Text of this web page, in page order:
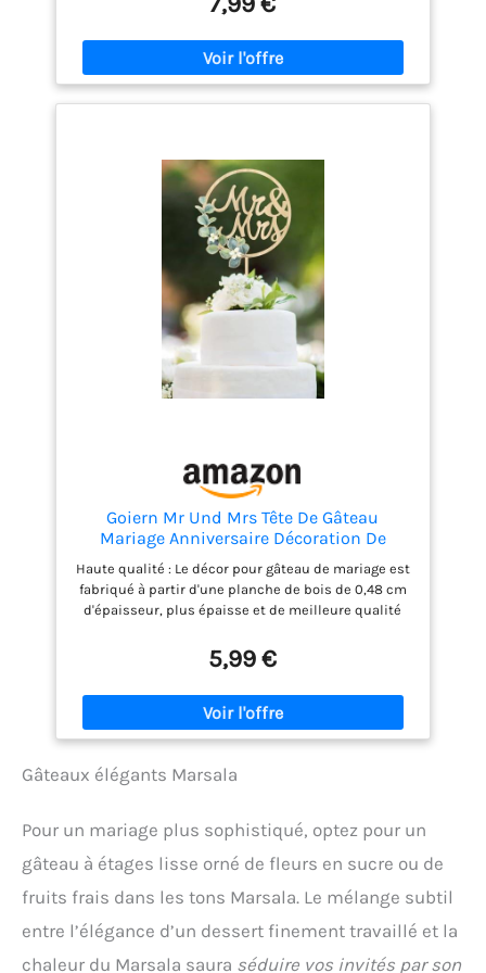
(hauteur) et s'adapte à la plupart des gâteaux. Elle
est idéale comme décoration pour les gâteaux de
mariage, comme accessoire pour les photos de
mariage ou comme arrière-plan. 【Motif de
mariage】Cette décoration de gâteau portant
mariés et le début d'une nouvelle vie, et leur offrira
de beaux souvenirs inoubliables. 【Procédé
d'impression UV】 Cette décoration de gâteau de
mariage en bois est fabriquée selon un procédé
d'impression UV. Les couleurs sont vives et
éclatantes, et le grain fin du bois lui confère un
charme unique. Même lors de mariages en plein air
ou à des températures élevées, elle conserve son
bel aspect. 【Occasions appropriées】Cette
décoration de gâteau de mariage en bois est le
complément parfait pour votre fête de mariage et
convient parfaitement aux mariages, fiançailles,
Goiern Mr Und Mrs Tête De Gâteau
Mariage Anniversaire Décoration De
Gâteau en Bois Rustique Ornement
Nuptial Mariée Et Époux Accessoire De
Gâteau Vert
Haute qualité : Le décor pour gâteau de mariage est
fabriqué à partir d'une planche de bois de 0,48 cm
d'épaisseur, plus épaisse et de meilleure qualité
et ne tombera pas sur le gâteau. Taille appropriée :
La taille du décor de gâteau est de 13,97 cm (L) x
20,57 cm (H) et convient pour des gâteaux de 15,24
cm ou 20,32 cm de diamètre. Décorations pour
gâteaux de mariage : Nos décorations pour gâteaux
votre gâteau plus attrayant et apportent de la joie à
bouteilles. Elles sont magnifiques sur les photos.
Sécurité : Pour éviter les dommages au décor de
gâteau en bois pendant le transport, chaque
produit est emballé dans une boîte cadeau
rembourrée. Cela garantit que votre décor de gâteau
arrive non seulement en parfait état, mais aussi en
toute sécurité. Service client : Si le produit reçu est
5,99 €
Gâteaux élégants Marsala
Pour un mariage plus sophistiqué, optez pour un
gâteau à étages lisse orné de fleurs en sucre ou de
fruits frais dans les tons Marsala. Le mélange subtil
entre l’élégance d’un dessert finement travaillé et la
chaleur du Marsala saura séduire vos invités par son